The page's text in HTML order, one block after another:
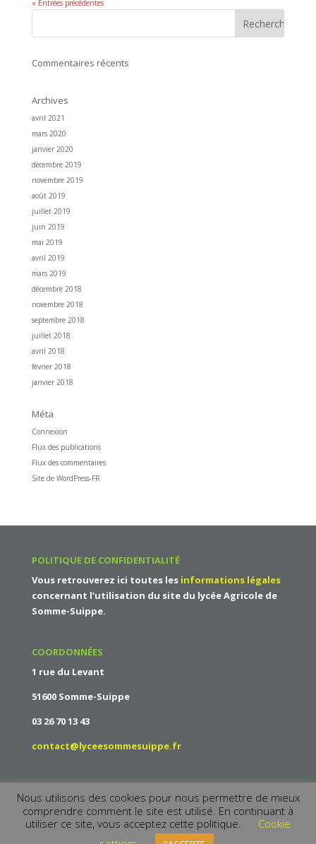
« Entrées précédentes
Commentaires récents
Archives
avril 2021
mars 2020
janvier 2020
décembre 2019
novembre 2019
août 2019
juillet 2019
juin 2019
mai 2019
avril 2019
mars 2019
décembre 2018
novembre 2018
septembre 2018
juillet 2018
avril 2018
février 2018
janvier 2018
Méta
Connexion
Flux des publications
Flux des commentaires
Site de WordPress-FR
POLITIQUE DE CONFIDENTIALITÉ
Vous retrouverez ici toutes les informations légales
concernant l’utilisation du site du lycée Agricole de
Somme-Suippe.
COORDONNÉES
1 rue du Levant
51600 Somme-Suippe
03 26 70 13 43
contact@lyceesommesuippe.fr
Nous utilisons des cookies pour nous permettre de mieux
comprendre comment le site est utilisé. En continuant à
utiliser ce site, vous acceptez cette politique.
Cookie